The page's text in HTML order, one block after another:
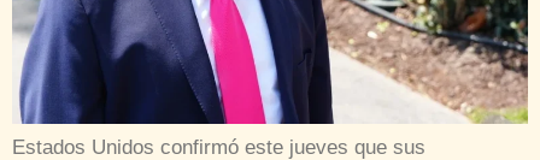
Estados Unidos confirmó este jueves que sus